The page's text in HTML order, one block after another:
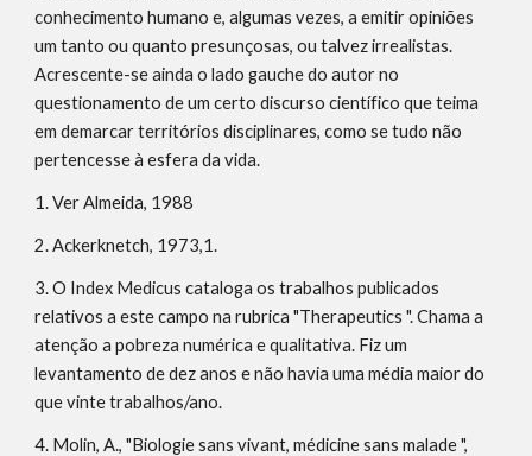
conhecimento humano e, algumas vezes, a emitir opiniões
um tanto ou quanto presunçosas, ou talvez irrealistas.
Acrescente-se ainda o lado gauche do autor no
questionamento de um certo discurso científico que teima
em demarcar territórios disciplinares, como se tudo não
pertencesse à esfera da vida.
1. Ver Almeida, 1988
2. Ackerknetch, 1973,1.
3. O Index Medicus cataloga os trabalhos publicados
relativos a este campo na rubrica "Therapeutics ". Chama a
atenção a pobreza numérica e qualitativa. Fiz um
levantamento de dez anos e não havia uma média maior do
que vinte trabalhos/ano.
4. Molin, A., "Biologie sans vivant, médicine sans malade ",